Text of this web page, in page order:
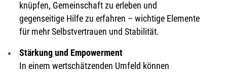
knüpfen, Gemeinschaft zu erleben und
gegenseitige Hilfe zu erfahren – wichtige Elemente
für mehr Selbstvertrauen und Stabilität.
Stärkung und Empowerment
In einem wertschätzenden Umfeld können